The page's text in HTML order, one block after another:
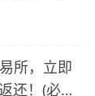
所，立即
还！(必备